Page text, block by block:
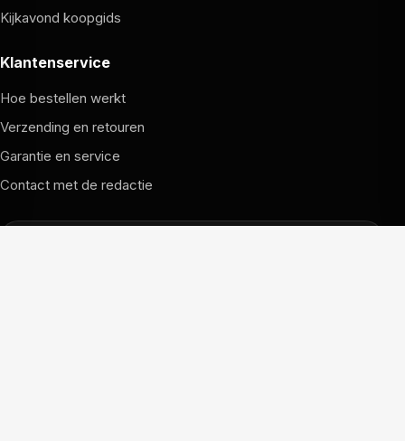
Kijkavond koopgids
Klantenservice
Hoe bestellen werkt
Verzending en retouren
Garantie en service
Contact met de redactie